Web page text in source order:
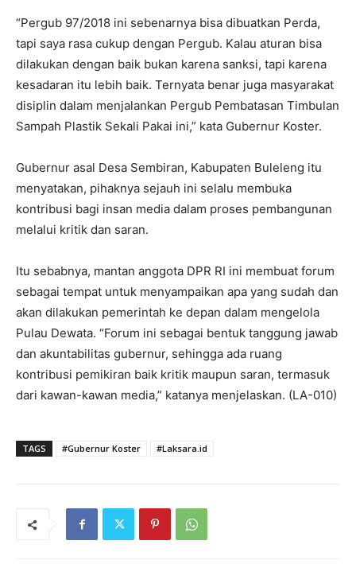
“Pergub 97/2018 ini sebenarnya bisa dibuatkan Perda,
tapi saya rasa cukup dengan Pergub. Kalau aturan bisa
dilakukan dengan baik bukan karena sanksi, tapi karena
kesadaran itu lebih baik. Ternyata benar juga masyarakat
disiplin dalam menjalankan Pergub Pembatasan Timbulan
Sampah Plastik Sekali Pakai ini,” kata Gubernur Koster.
Gubernur asal Desa Sembiran, Kabupaten Buleleng itu
menyatakan, pihaknya sejauh ini selalu membuka
kontribusi bagi insan media dalam proses pembangunan
melalui kritik dan saran.
Itu sebabnya, mantan anggota DPR RI ini membuat forum
sebagai tempat untuk menyampaikan apa yang sudah dan
akan dilakukan pemerintah ke depan dalam mengelola
Pulau Dewata. “Forum ini sebagai bentuk tanggung jawab
dan akuntabilitas gubernur, sehingga ada ruang
kontribusi pemikiran baik kritik maupun saran, termasuk
dari kawan-kawan media,” katanya menjelaskan. (LA-010)
TAGS #Gubernur Koster #Laksara.id